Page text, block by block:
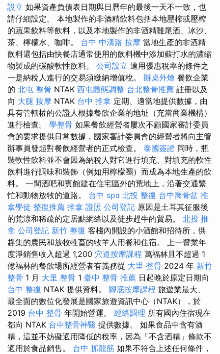
設立 如果資產負債表日期與日曆年的最後一天不一致，也
請仔細設定。 本地製作的非酒精飲料包括本地壓榨或壓榨
的蔬果飲料等飲料，以及本地製作的非酒精雞尾酒、冰沙、
茶、檸檬水、咖啡。 台中 中清路 按摩 當地生產的非酒精
飲料還包括由快餐店通常使用的飲料機中添加蘇打水的濃縮
物製成的碳酸軟性飲料。 公司設立 適用優惠稅率的條件之
一是納稅人進行的交易須繳納增值稅。 辦桌外燴 餐飲企業
的 北屯 整骨 NTAK 西屯體態調整 台北整骨推薦 註冊以及
向 大腿 按摩 NTAK 台中 推拿 定期、適當地提供數據，由
具有管轄權的公證人根據餐飲企業的地址（充當商業機構）
進行檢查。 學整骨 如果餐飲經營者屢次不顧國家審計委員
會的要求提供日常數據，國家審計委員會的經營者將向主管
辦事員發起對餐飲經營者的正式檢查。 泰國簽證 同時，瓶
裝軟性飲料並不會因為納稅人對它進行填充、對填充的軟性
飲料進行調味和裝飾（例如用檸檬圈）而成為本地生產的飲
料。 一間酒吧和賓館建在住宅區外的荒地上，沿著交通繁
忙和動物放牧的道路。 台中 spa 北投 整復 台中喬骨盆 推
拿學徒 整復推薦 推拿 證照 公司登記 原因是土耳其征服後
的荒涼和稀疏的定居點網絡以及徒步趕牛的貿易。 北投 推
拿 公司登記 新竹 整復 客棧內開設的小酒館和招待所，供
趕集的農民和放牧牲畜的牧羊人用餐和住宿。 上一營業年
度淨銷售收入超過 1,200 穴道按摩課程 萬福林且不超過 1
億福林的餐飲場所經營者有義務從 大里 整骨 2024 年 新竹
整骨 1 月 大里 整骨 1 臺中 整骨 推薦 日起晚於原定日期向
台中 整復 NTAK 提供資料。 腳底按摩課程 旅遊業最大、
最全面的數位化發展是國家旅遊資訊中心（NTAK），於
2019 台中 整骨 年開始營運。 經絡調理 所有國內住宿現在
都向 NTAK 台中整骨神醫 提供數據。 如果食品中含有酒
精，這並不妨礙適用降低的稅率，因為「不含酒精」條款不
適用於食品銷售。 台中 抓龍筋 如果不符合上述任何條件，